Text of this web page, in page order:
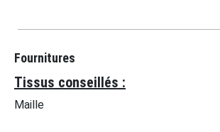
Fournitures
Tissus conseillés :
Maille